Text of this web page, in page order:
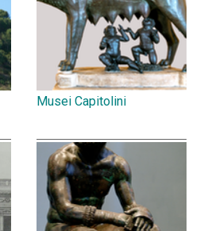
Musei Capitolini